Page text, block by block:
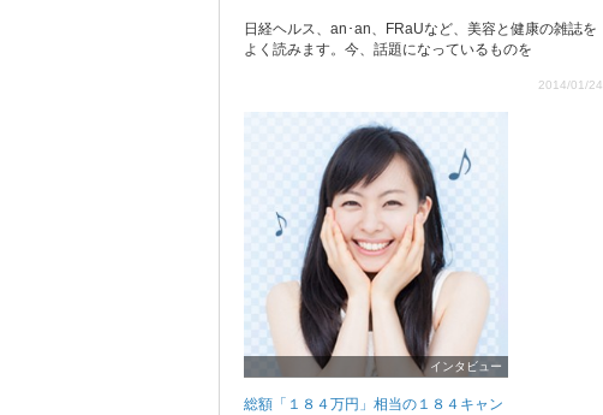
日経ヘルス、an･an、FRaUなど、美容と健康の雑誌を
よく読みます。今、話題になっているものを
2014/01/24
インタビュー
総額「１８４万円」相当の１８４キャン